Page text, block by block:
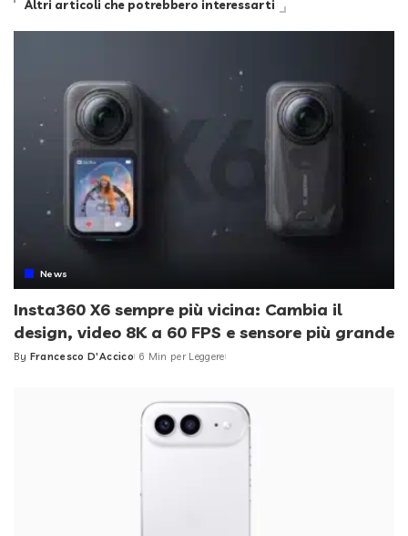
Altri articoli che potrebbero interessarti
News
Insta360 X6 sempre più vicina: Cambia il
design, video 8K a 60 FPS e sensore più grande
Posted
By Francesco D'Accico 6 Min per Leggere